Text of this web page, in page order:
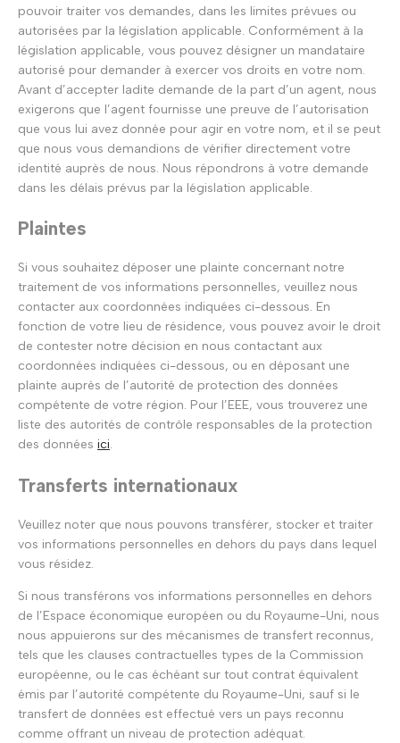
pouvoir traiter vos demandes, dans les limites prévues ou
autorisées par la législation applicable. Conformément à la
législation applicable, vous pouvez désigner un mandataire
autorisé pour demander à exercer vos droits en votre nom.
Avant d’accepter ladite demande de la part d’un agent, nous
exigerons que l’agent fournisse une preuve de l’autorisation
que vous lui avez donnée pour agir en votre nom, et il se peut
que nous vous demandions de vérifier directement votre
identité auprès de nous. Nous répondrons à votre demande
dans les délais prévus par la législation applicable.
Plaintes
Si vous souhaitez déposer une plainte concernant notre
traitement de vos informations personnelles, veuillez nous
contacter aux coordonnées indiquées ci-dessous. En
fonction de votre lieu de résidence, vous pouvez avoir le droit
de contester notre décision en nous contactant aux
coordonnées indiquées ci-dessous, ou en déposant une
plainte auprès de l’autorité de protection des données
compétente de votre région. Pour l’EEE, vous trouverez une
liste des autorités de contrôle responsables de la protection
des données ici.
Transferts internationaux
Veuillez noter que nous pouvons transférer, stocker et traiter
vos informations personnelles en dehors du pays dans lequel
vous résidez.
Si nous transférons vos informations personnelles en dehors
de l’Espace économique européen ou du Royaume-Uni, nous
nous appuierons sur des mécanismes de transfert reconnus,
tels que les clauses contractuelles types de la Commission
européenne, ou le cas échéant sur tout contrat équivalent
émis par l’autorité compétente du Royaume-Uni, sauf si le
transfert de données est effectué vers un pays reconnu
comme offrant un niveau de protection adéquat.